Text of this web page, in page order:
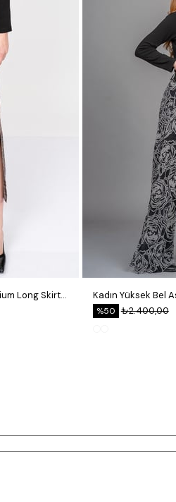
Royal Plaid Slit Skirt – Ekose Premium Long Skirt 6831
₺2.400,00
%50